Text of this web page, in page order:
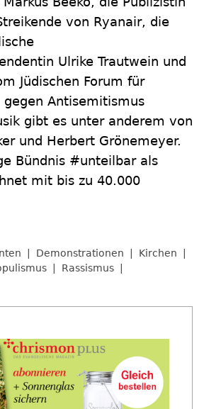
von Ryanair, die
Ulrike Trautwein und
Jüdischen Forum für
Antisemitismus
gibt es unter anderem von
und Herbert Grönemeyer.
Bündnis #unteilbar als
mit bis zu 40.000
Demonstrationen
Kirchen
Rassismus